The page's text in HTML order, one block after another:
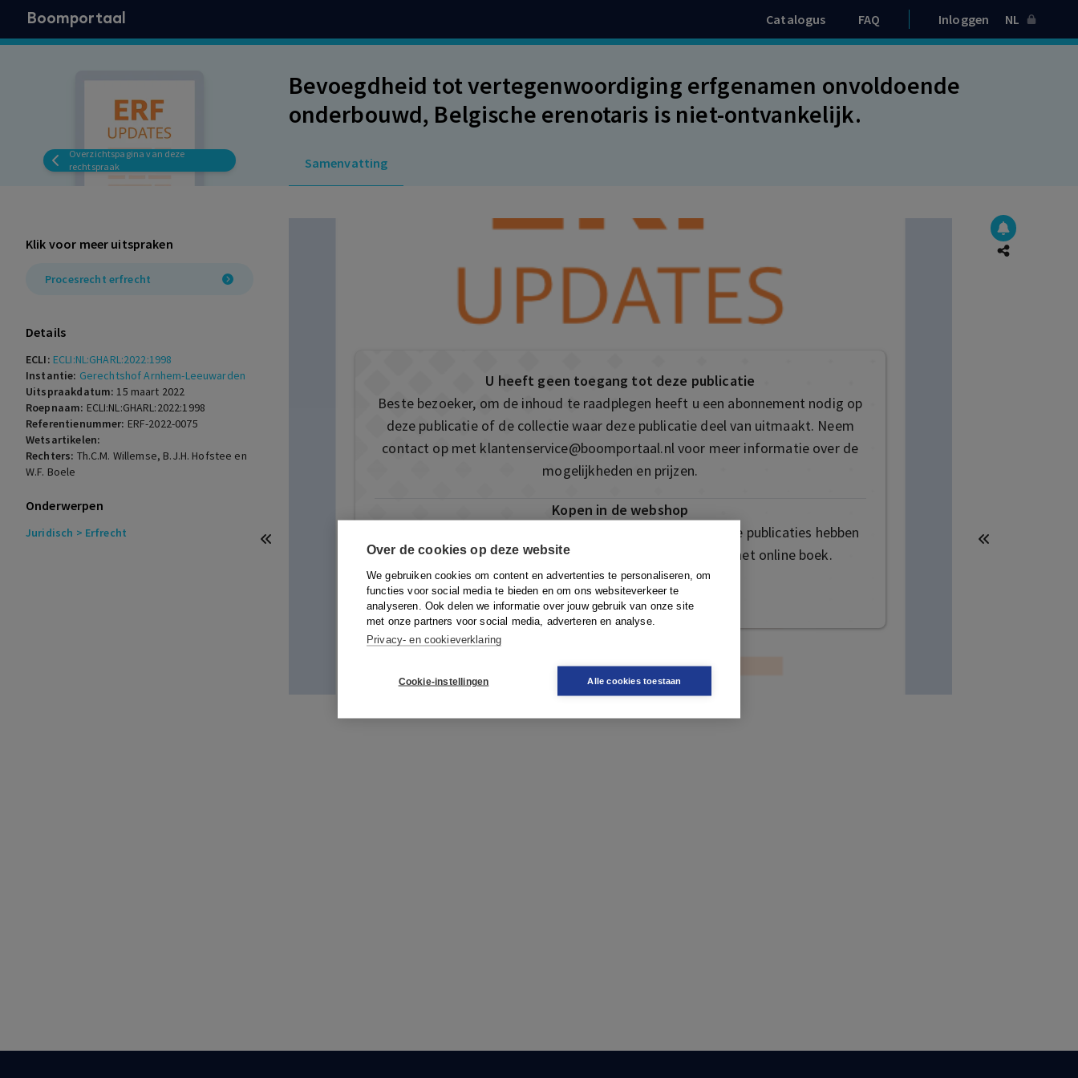
Over de cookies op deze website
We gebruiken cookies om content en advertenties te personaliseren, om
functies voor social media te bieden en om ons websiteverkeer te
analyseren. Ook delen we informatie over jouw gebruik van onze site
met onze partners voor social media, adverteren en analyse.
Privacy- en cookieverklaring
Cookie-instellingen Alle cookies toestaan
Boomportaal Catalogus FAQ Inloggen NL
Overzichtspagina van deze
rechtspraak
Bevoegdheid tot vertegenwoordiging erfgenamen onvoldoende
onderbouwd, Belgische erenotaris is niet-ontvankelijk.
Samenvatting
Klik voor meer uitspraken
Procesrecht erfrecht
Details
ECLI: ECLI:NL:GHARL:2022:1998
Instantie: Gerechtshof Arnhem-Leeuwarden
Uitspraakdatum:15 maart 2022
Roepnaam: ECLI:NL:GHARL:2022:1998
Referentienummer: ERF-2022-0075
Wetsartikelen:
Rechters: Th.C.M. Willemse, B.J.H. Hofstee en
W.F. Boele
Onderwerpen
Juridisch > Erfrecht
U heeft geen toegang tot deze publicatie
Beste bezoeker, om de inhoud te raadplegen heeft u een abonnement nodig op
deze publicatie of de collectie waar deze publicatie deel van uitmaakt. Neem
contact op met klantenservice@boomportaal.nlvoor meer informatie over de
mogelijkheden en prijzen.
Kopen in de webshop
Deze publicatie is ook te vinden in onze webshop. Sommige publicaties hebben
ook de mogelijkheid om direct toegang te kopen tot het online boek.
Naar de webshop